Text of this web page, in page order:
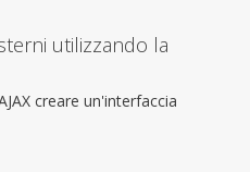
utilizzando la
creare un'interfaccia